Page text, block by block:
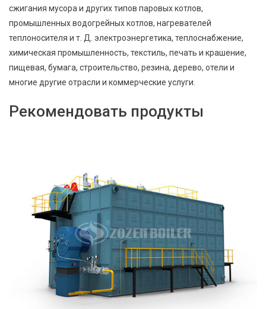
сжигания мусора и других типов паровых котлов,
промышленных водогрейных котлов, нагревателей
теплоносителя и т. Д. электроэнергетика, теплоснабжение,
химическая промышленность, текстиль, печать и крашение,
пищевая, бумага, строительство, резина, дерево, отели и
многие другие отрасли и коммерческие услуги.
Рекомендовать продукты